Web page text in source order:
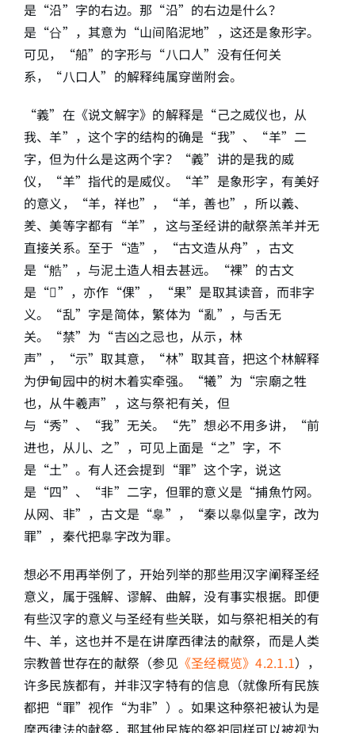
是“沿”字的右边。那“沿”的右边是什么？
是“㕣”，其意为“山间陷泥地”，这还是象形字。
可见，“船”的字形与“八口人”没有任何关
系，“八口人”的解释纯属穿凿附会。
“義”在《说文解字》的解释是“己之威仪也，从
我、羊”，这个字的结构的确是“我”、“羊”二
字，但为什么是这两个字？“義”讲的是我的威
仪，“羊”指代的是威仪。“羊”是象形字，有美好
的意义，“羊，祥也”，“羊，善也”，所以義、
羑、美等字都有“羊”，这与圣经讲的献祭羔羊并无
直接关系。至于“造”，“古文造从舟”，古文
是“艁”，与泥土造人相去甚远。“裸”的古文
是“𧝹”，亦作“倮”，“果”是取其读音，而非字
义。“乱”字是简体，繁体为“亂”，与舌无
关。“禁”为“吉凶之忌也，从示，林
声”，“示”取其意，“林”取其音，把这个林解释
为伊甸园中的树木着实牵强。“犧”为“宗廟之牲
也，从牛羲声”，这与祭祀有关，但
与“秀”、“我”无关。“先”想必不用多讲，“前
进也，从儿、之”，可见上面是“之”字，不
是“土”。有人还会提到“罪”这个字，说这
是“四”、“非”二字，但罪的意义是“捕魚竹网。
从网、非”，古文是“辠”，“秦以辠似皇字，改为
罪”，秦代把辠字改为罪。
想必不用再举例了，开始列举的那些用汉字阐释圣经
意义，属于强解、谬解、曲解，没有事实根据。即便
有些汉字的意义与圣经有些关联，如与祭祀相关的有
牛、羊，这也并不是在讲摩西律法的献祭，而是人类
宗教普世存在的献祭（参见 《圣经概览》4.2.1.1），
许多民族都有，并非汉字特有的信息（就像所有民族
都把“罪”视作“为非”）。如果这种祭祀被认为是
摩西律法的献祭，那其他民族的祭祀同样可以被视为